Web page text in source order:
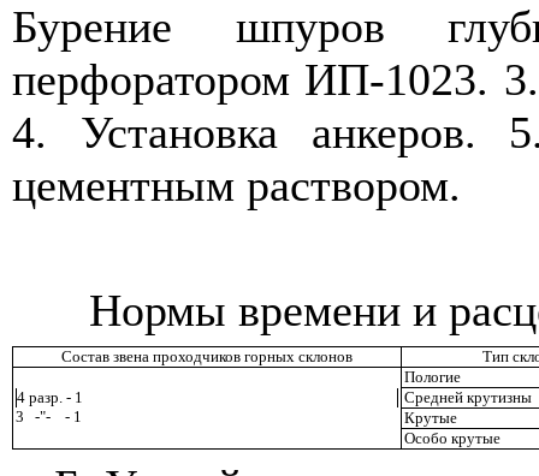
Бурение шпуров
перфоратором ИП-1023.
4. Установка анкеров.
цементным раствором.
Нормы времени и
Состав звена проходчиков горных склонов Тип
4 разр. - 1
3
-"- - 1
Пологие
Средней крутизны
Крутые
Особо крутые